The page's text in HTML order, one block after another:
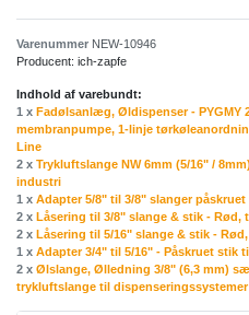
Varenummer NEW-10946
Producent: ich-zapfe
Indhold af varebundt:
1 x Fadølsanlæg, Øldispenser - PYGMY
membranpumpe, 1-linje
Line
2 x Trykluftslange NW 6mm (5/16" /
industri
1 x Adapter 5/8" til 3/8" slanger påskruet
2 x Låsering til 3/8" slange & stik -
2 x Låsering til 5/16" slange & stik -
1 x Adapter 3/4" til 5/16" - Påskruet stik
2 x Ølslange, Ølledning 3/8" (6,3 mm)
trykluftslange til dispenseringssystemer